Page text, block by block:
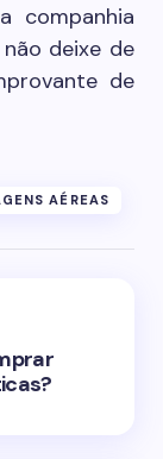
companhia
deixe de
de
AÉREAS